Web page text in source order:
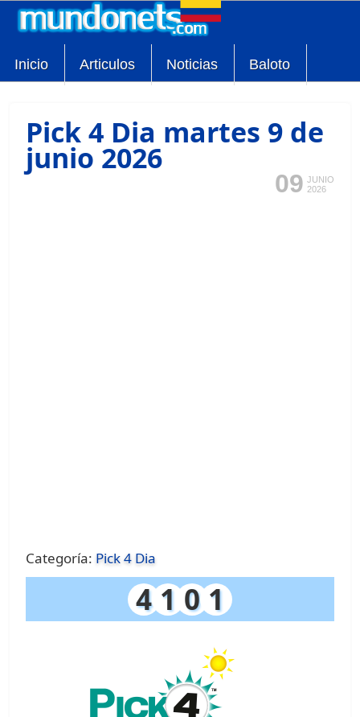
Inicio Articulos Noticias Baloto
Pick 4 Dia martes 9 de
junio 2026
09 JUNIO
2026
Categoría: Pick 4 Dia
4 1 0 1